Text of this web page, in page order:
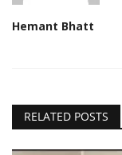
Hemant Bhatt
RELATED POSTS